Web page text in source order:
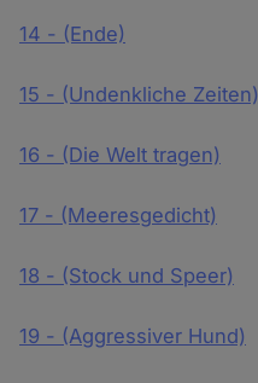
14 - (Ende)
15 - (Undenkliche Zeiten)
16 - (Die Welt tragen)
17 - (Meeresgedicht)
18 - (Stock und Speer)
19 - (Aggressiver Hund)